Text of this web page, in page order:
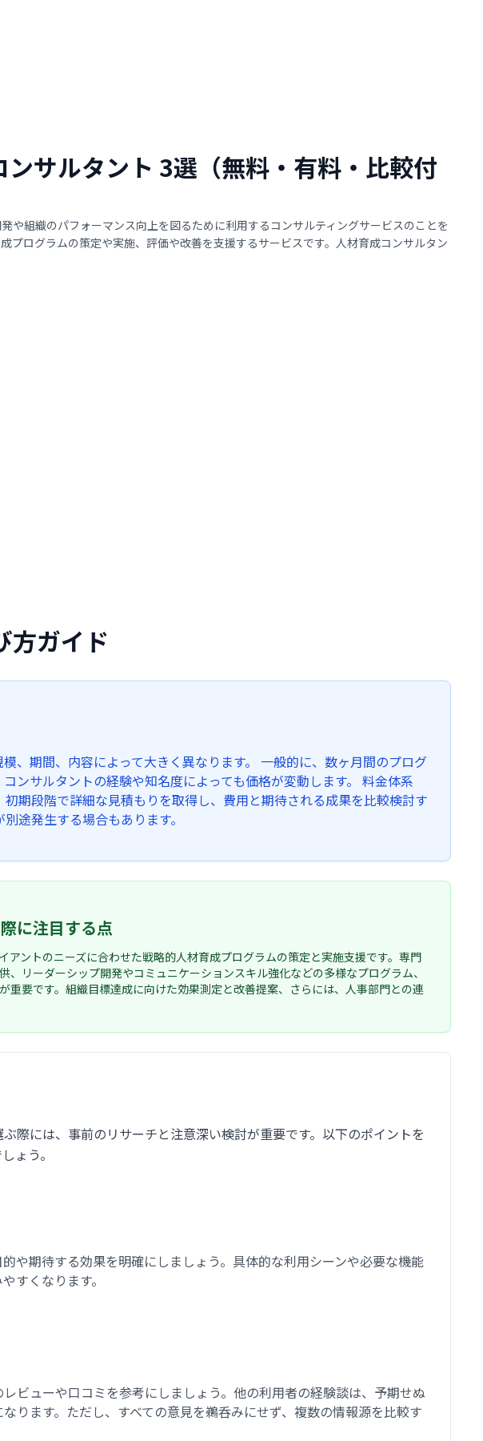
サルタント 3選（無料・有料・比較付
や組織のパフォーマンス向上を図るために利用するコンサルティングサービスのことを
プログラムの策定や実施、評価や改善を支援するサービスです。人材育成コンサルタン
方ガイド
、期間、内容によって大きく異なります。 一般的に、数ヶ月間のプログ
ンサルタントの経験や知名度によっても価格が変動します。 料金体系
期段階で詳細な見積もりを取得し、費用と期待される成果を比較検討す
途発生する場合もあります。
に注目する点
ントのニーズに合わせた戦略的人材育成プログラムの策定と実施支援です。専門
リーダーシップ開発やコミュニケーションスキル強化などの多様なプログラム、
重要です。組織目標達成に向けた効果測定と改善提案、さらには、人事部門との連
際には、事前のリサーチと注意深い検討が重要です。以下のポイントを
ょう。
や期待する効果を明確にしましょう。具体的な利用シーンや必要な機能
すくなります。
ビューや口コミを参考にしましょう。他の利用者の経験談は、予期せぬ
ります。ただし、すべての意見を鵜呑みにせず、複数の情報源を比較す